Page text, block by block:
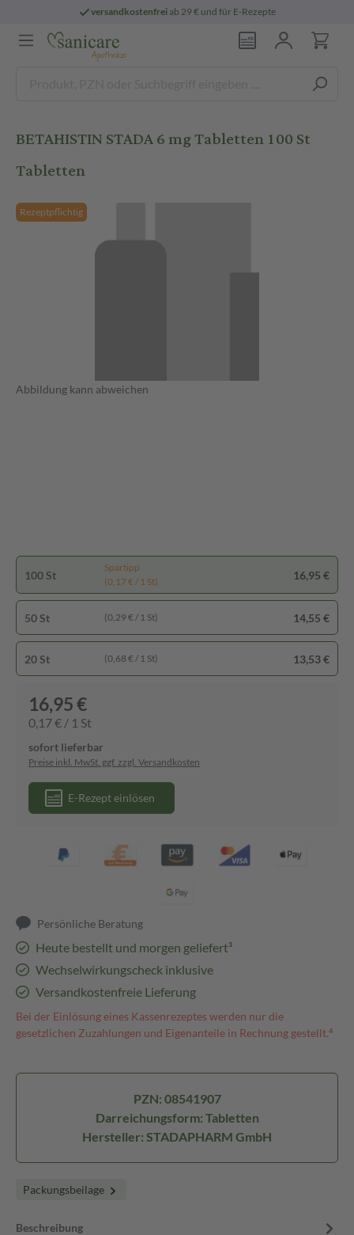
versandkostenfreiab 29 € und für E-Rezepte
BETAHISTIN STADA 6 mg Tabletten 100 St
Tabletten
Rezeptpflichtig
Abbildung kann abweichen
100 St
Spartipp
(0,17 € / 1 St)
16,95 €
50 St (0,29 € / 1 St) 14,55 €
20 St (0,68 € / 1 St) 13,53 €
16,95 €
0,17 € / 1 St
sofort lieferbar
Preise inkl. MwSt. ggf. zzgl. Versandkosten
E-Rezept einlösen
Persönliche Beratung
Heute bestellt und morgen geliefert³
Wechselwirkungscheck inklusive
Versandkostenfreie Lieferung
Bei der Einlösung eines Kassenrezeptes werden nur die
gesetzlichen Zuzahlungen und Eigenanteile in Rechnung gestellt.⁴
PZN: 08541907
Darreichungsform: Tabletten
Hersteller: STADAPHARM GmbH
Packungsbeilage
Beschreibung